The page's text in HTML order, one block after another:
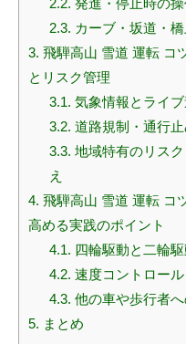
2.2. 発進・停止時の
2.3. カーブ・坂道・
3. 飛騨高山 雪道 運転 コ
とリスク管理
3.1. 気象情報とライ
3.2. 道路規制・通行
3.3. 地域特有のリス
え
4. 飛騨高山 雪道 運転 コ
高める実践のポイント
4.1. 四輪駆動と二輪
4.2. 速度コントロー
4.3. 他の車や歩行者
5. まとめ